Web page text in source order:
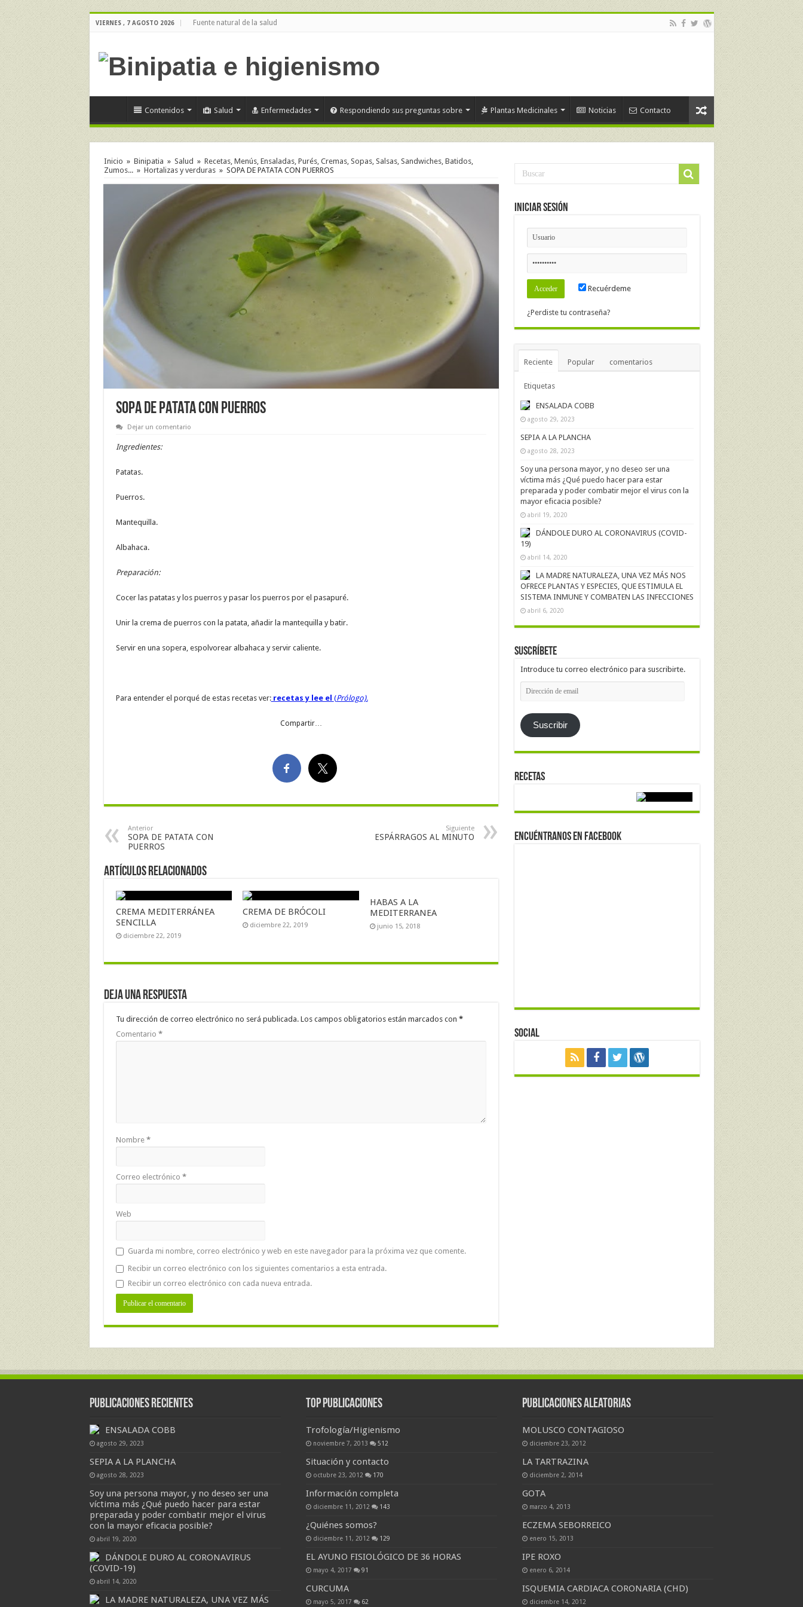
VIERNES , 7 AGOSTO 2026 Fuente natural de la salud
Contenidos Salud Enfermedades Respondiendo sus preguntas sobre Plantas Medicinales Noticias Contacto
Inicio » Binipatia » Salud » Recetas, Menús, Ensaladas, Purés, Cremas, Sopas, Salsas, Sandwiches, Batidos,
Zumos... » Hortalizas y verduras » SOPA DE PATATA CON PUERROS
SOPA DE PATATA CON PUERROS
Dejar un comentario
Ingredientes:
Patatas.
Puerros.
Mantequilla.
Albahaca.
Preparación:
Cocer las patatas y los puerros y pasar los puerros por el pasapuré.
Unir la crema de puerros con la patata, añadir la mantequilla y batir.
Servir en una sopera, espolvorear albahaca y servir caliente.
Para entender el porqué de estas recetas ver:recetas y lee el (Prólogo).
Compartir…
Anterior
SOPA DE PATATA CON
PUERROS
Siguiente
ESPÁRRAGOS AL MINUTO
Artículos Relacionados
CREMA MEDITERRÁNEA
SENCILLA
diciembre 22, 2019
CREMA DE BRÓCOLI
diciembre 22, 2019
HABAS A LA
MEDITERRANEA
junio 15, 2018
Deja una respuesta
Tu dirección de correo electrónico no será publicada. Los campos obligatorios están marcados con *
Comentario *
Nombre *
Correo electrónico *
Web
Guarda mi nombre, correo electrónico y web en este navegador para la próxima vez que comente.
Recibir un correo electrónico con los siguientes comentarios a esta entrada.
Recibir un correo electrónico con cada nueva entrada.
Iniciar Sesión
Recuérdeme
¿Perdiste tu contraseña?
Reciente Popular comentarios
Etiquetas
ENSALADA COBB
agosto 29, 2023
SEPIA A LA PLANCHA
agosto 28, 2023
Soy una persona mayor, y no deseo ser una
víctima más ¿Qué puedo hacer para estar
preparada y poder combatir mejor el virus con la
mayor eficacia posible?
abril 19, 2020
DÁNDOLE DURO AL CORONAVIRUS (COVID-
19)
abril 14, 2020
LA MADRE NATURALEZA, UNA VEZ MÁS NOS
OFRECE PLANTAS Y ESPECIES, QUE ESTIMULA EL
SISTEMA INMUNE Y COMBATEN LAS INFECCIONES
abril 6, 2020
Suscríbete
Introduce tu correo electrónico para suscribirte.
Dirección
de
Suscribir
Recetas
Encuéntranos en Facebook
Social
Publicaciones Recientes
ENSALADA COBB
agosto 29, 2023
SEPIA A LA PLANCHA
agosto 28, 2023
Soy una persona mayor, y no deseo ser una
víctima más ¿Qué puedo hacer para estar
preparada y poder combatir mejor el virus
con la mayor eficacia posible?
abril 19, 2020
DÁNDOLE DURO AL CORONAVIRUS
(COVID-19)
abril 14, 2020
LA MADRE NATURALEZA, UNA VEZ MÁS
Top Publicaciones
Trofología/Higienismo
noviembre 7, 2013 512
Situación y contacto
octubre 23, 2012 170
Información completa
diciembre 11, 2012 143
¿Quiénes somos?
diciembre 11, 2012 129
EL AYUNO FISIOLÓGICO DE 36 HORAS
mayo 4, 2017 91
CURCUMA
mayo 5, 2017 62
Publicaciones Aleatorias
MOLUSCO CONTAGIOSO
diciembre 23, 2012
LA TARTRAZINA
diciembre 2, 2014
GOTA
marzo 4, 2013
ECZEMA SEBORREICO
enero 15, 2013
IPE ROXO
enero 6, 2014
ISQUEMIA CARDIACA CORONARIA (CHD)
diciembre 14, 2012